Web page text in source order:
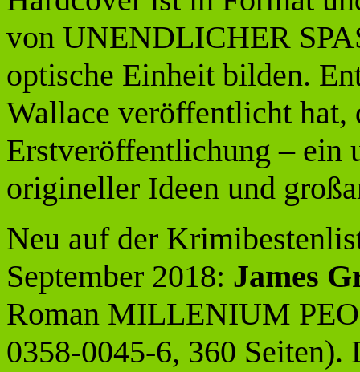
von UNENDLICHER
optische Einheit bilden.
Wallace veröffentlicht hat,
Erstveröffentlichung – ein
origineller Ideen und
Neu auf der
September 2018: James
Roman MILLENIUM
0358-0045-6, 360